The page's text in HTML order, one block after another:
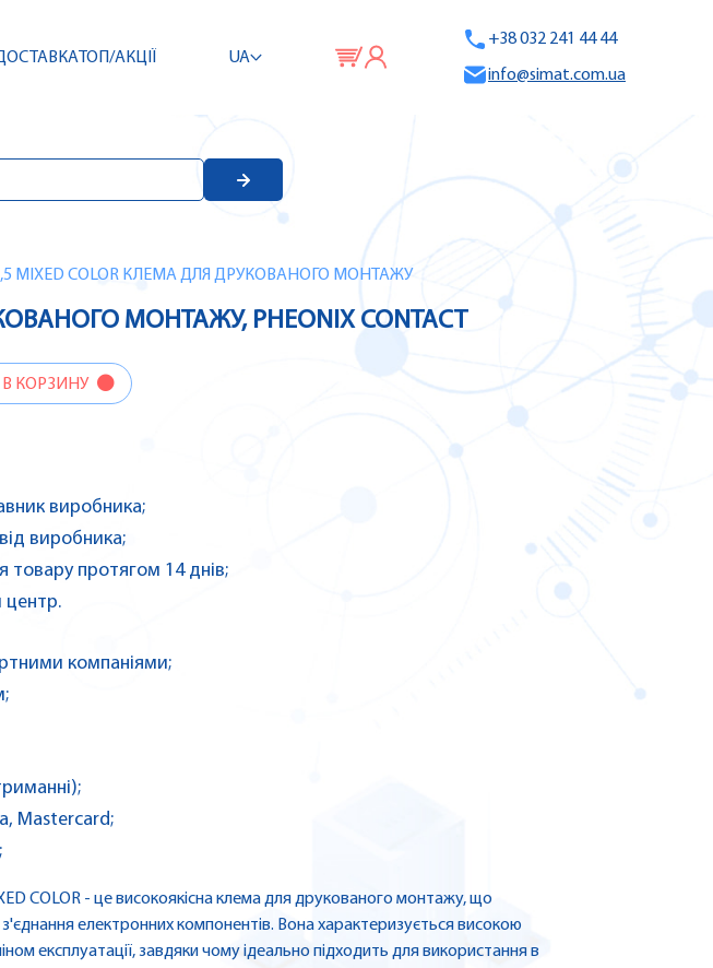
ТОП/АКЦІЇ UA
+38 032 241 44 44
info@simat.com.ua
MIXED COLOR КЛЕМА ДЛЯ ДРУКОВАНОГО МОНТАЖУ
МОНТАЖУ, PHEONIX CONTACT
КОРЗИНУ
виробника;
виробника;
товару протягом 14 днів;
центр.
компаніями;
Mastercard;
COLOR - це високоякісна клема для друкованого монтажу, що
електронних компонентів. Вона характеризується високою
експлуатації, завдяки чому ідеально підходить для використання в